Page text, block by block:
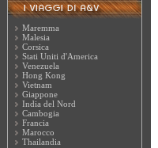
Maremma
Malesia
Corsica
Stati Uniti d'America
Venezuela
Hong Kong
Vietnam
Giappone
India del Nord
Cambogia
Francia
Marocco
Thailandia